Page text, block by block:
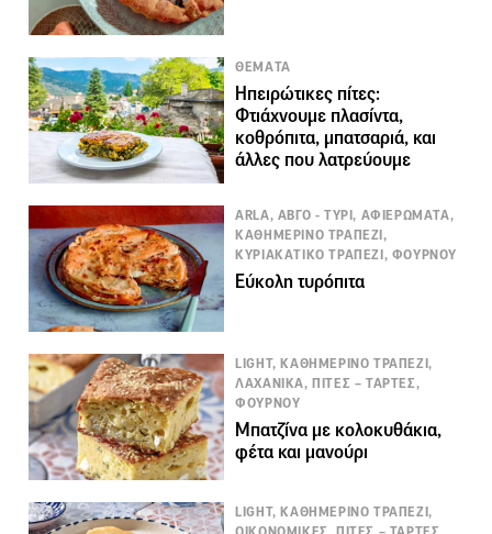
ΘΕΜΑΤΑ
Ηπειρώτικες πίτες:
Φτιάχνουμε πλασίντα,
κοθρόπιτα, μπατσαριά, και
άλλες που λατρεύουμε
ARLA, ΑΒΓΟ - ΤΥΡΙ, ΑΦΙΕΡΩΜΑΤΑ,
ΚΑΘΗΜΕΡΙΝΟ ΤΡΑΠΕΖΙ,
ΚΥΡΙΑΚΑΤΙΚΟ ΤΡΑΠΕΖΙ, ΦΟΥΡΝΟΥ
Εύκολη τυρόπιτα
LIGHT, ΚΑΘΗΜΕΡΙΝΟ ΤΡΑΠΕΖΙ,
ΛΑΧΑΝΙΚΑ, ΠΙΤΕΣ – ΤΑΡΤΕΣ,
ΦΟΥΡΝΟΥ
Μπατζίνα με κολοκυθάκια,
φέτα και μανούρι
LIGHT, ΚΑΘΗΜΕΡΙΝΟ ΤΡΑΠΕΖΙ,